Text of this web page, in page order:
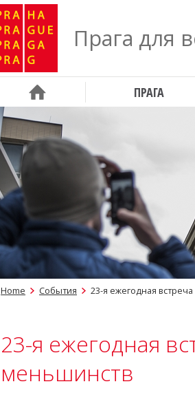
Прага для
ПРАГА
Home События 23-я ежегодная
23-я ежегодная
меньшинств